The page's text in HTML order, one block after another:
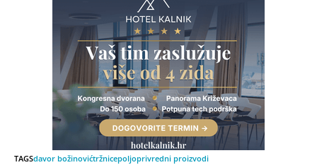
TAGSdavor božinovićtržnicepoljoprivredni proizvodi